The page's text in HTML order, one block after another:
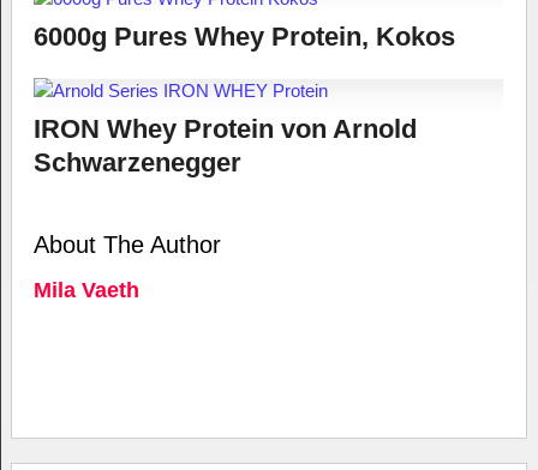
6000g Pures Whey Protein, Kokos
IRON Whey Protein von Arnold
Schwarzenegger
About The Author
Mila Vaeth